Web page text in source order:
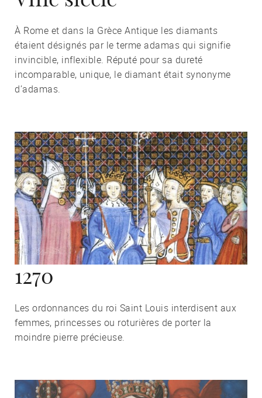
À Rome et dans la Grèce Antique les diamants
étaient désignés par le terme adamas qui signifie
invincible, inflexible. Réputé pour sa dureté
incomparable, unique, le diamant était synonyme
d’adamas.
1270
Les ordonnances du roi Saint Louis interdisent aux
femmes, princesses ou roturières de porter la
moindre pierre précieuse.